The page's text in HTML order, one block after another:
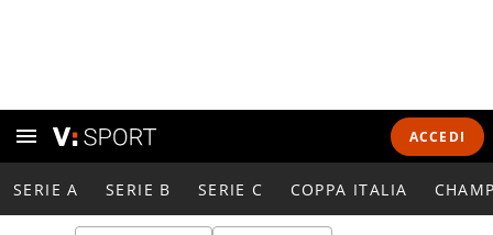
ACCEDI
SERIE A SERIE B SERIE C COPPA ITALIA